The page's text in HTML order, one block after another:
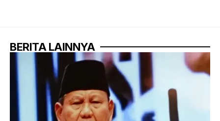
BERITA LAINNYA